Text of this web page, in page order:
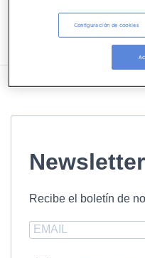
El mercado inmobiliario
embargo, en estas primeras
Recibe el boletín de
Configuración de cookies